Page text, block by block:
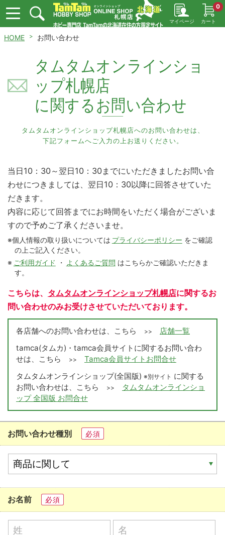
マイページ カート
0
HOME お問い合わせ
タムタムオンラインショ
ップ札幌店
に関するお問い合わせ
タムタムオンラインショップ札幌店へのお問い合わせは、
下記フォームへご入力の上お送りください。
当日10：30～翌日10：30までにいただきましたお問い合
わせにつきましては、翌日10：30以降に回答させていた
だきます。
内容に応じて回答までにお時間をいただく場合がございま
すので予めご了承くださいませ。
※個人情報の取り扱いについては プライバシーポリシー をご確認
の上ご記入ください。
※ ご利用ガイド ・ よくあるご質問 はこちらかご確認いただきま
す。
こちらは、 タムタムオンラインショップ札幌店に関するお
問い合わせのみお受けさせていただいております。
各店舗へのお問い合わせは、こちら >>
店舗一覧
tamca(タムカ)・tamca会員サイトに関するお問い合わ
せは、こちら
>>
Tamca会員サイトお問合せ
タムタムオンラインショップ(全国版) ※別サイト に関する
お問い合わせは、こちら
>>
タムタムオンラインショ
ップ 全国版 お問合せ
お問い合わせ種別 必須
お名前 必須